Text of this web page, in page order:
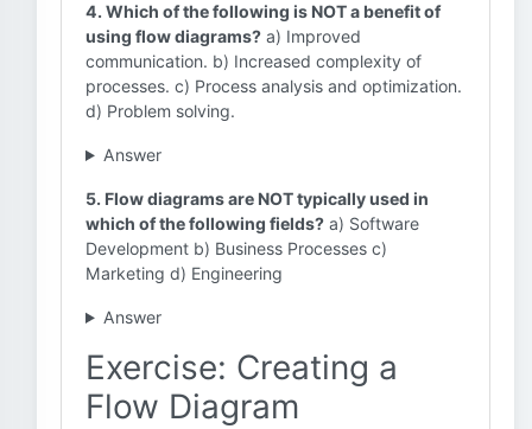
4. Which of the following is NOT a benefit of
using flow diagrams? a) Improved
communication. b) Increased complexity of
processes. c) Process analysis and optimization.
d) Problem solving.
Answer
5. Flow diagrams are NOT typically used in
which of the following fields? a) Software
Development b) Business Processes c)
Marketing d) Engineering
Answer
Exercise: Creating a
Flow Diagram